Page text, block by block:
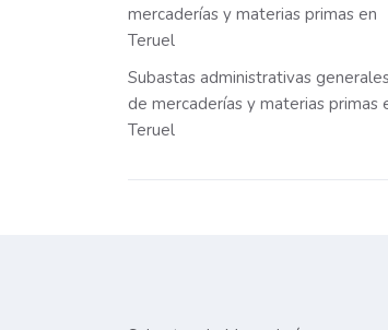
mercaderías y materias primas en
Teruel
Subastas administrativas
de mercaderías y materias primas
Teruel